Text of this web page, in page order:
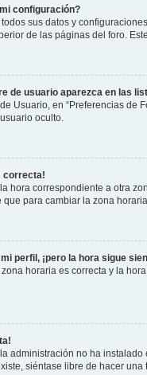
configuración?
sus datos y
de las páginas del foro.
de usuario aparezca en las
Usuario, en “Preferencias de
oculto.
correcta!
hora correspondiente a otra
que para cambiar la zona
perfil, ¡pero la hora sigue
horaria es correcta y la
administración no ha
siéntase libre de hacer